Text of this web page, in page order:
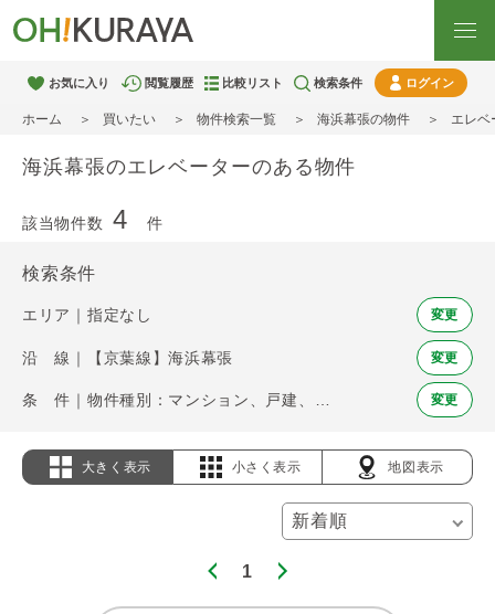
お気に入り 閲覧履歴 比較リスト 検索条件 ログイン
ホーム 買いたい 物件検索一覧 海浜幕張の物件 エレベ
海浜幕張のエレベーターのある物件
該当物件数 4 件
検索条件
エリア｜指定なし 変更
沿 線｜【京葉線】海浜幕張 変更
変更
大きく表示 小さく表示 地図表示
1